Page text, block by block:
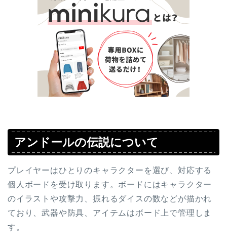
アンドールの伝説について
プレイヤーはひとりのキャラクターを選び、対応する
個人ボードを受け取ります。ボードにはキャラクター
のイラストや攻撃力、振れるダイスの数などが描かれ
ており、武器や防具、アイテムはボード上で管理しま
す。